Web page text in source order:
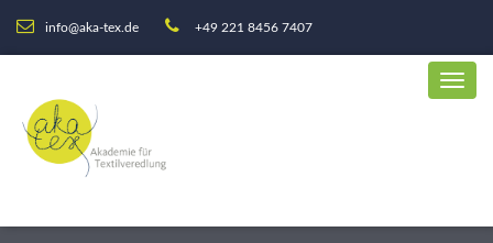
info@aka-tex.de +49 221 8456 7407